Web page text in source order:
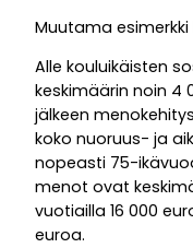
Muutama
Alle kouluikäisten
keskimäärin noin 4
jälkeen
koko nuoruus- ja
nopeasti 75-
menot ovat
vuotiailla 16 000
euroa.